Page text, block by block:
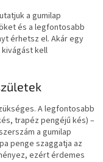
a gumilap
és a legfontosabb
érhetsz el. Akár egy
kell
A legfontosabb
trapéz pengéjű kés) –
a gumilap
penge szaggatja az
ezért érdemes